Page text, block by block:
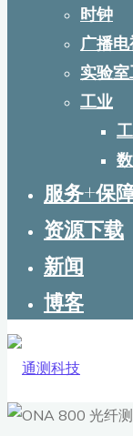
时钟
广播
实验
工业
服务+保
资源下载
新闻
博客